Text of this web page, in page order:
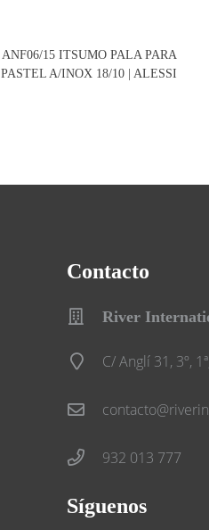
ANF06/15 ITSUMO PALA PARA
PASTEL A/INOX 18/10 | ALESSI
Contacto
River
C/ Anglí 31, 3º,
932 013 777
Síguenos